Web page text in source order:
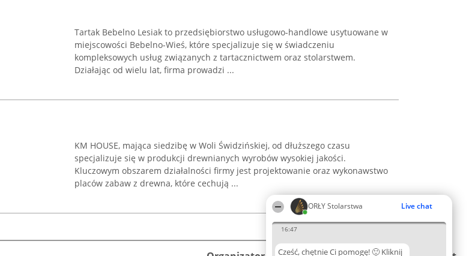
ORŁY Stolarstwa Live chat
16:47
Cześć, chętnie Ci pomogę! 🙂 Kliknij
Tartak Bebelno Lesiak to przedsiębiorstwo usługowo-handlowe usytuowane w
miejscowości Bebelno-Wieś, które specjalizuje się w świadczeniu
kompleksowych usług związanych z tartacznictwem oraz stolarstwem.
Działając od wielu lat, firma prowadzi ...
KM HOUSE, mająca siedzibę w Woli Świdzińskiej, od dłuższego czasu
specjalizuje się w produkcji drewnianych wyrobów wysokiej jakości.
Kluczowym obszarem działalności firmy jest projektowanie oraz wykonawstwo
placów zabaw z drewna, które cechują ...